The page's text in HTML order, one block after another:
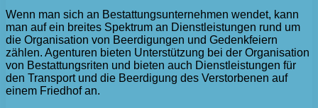
Wenn man sich an Bestattungsunternehmen wendet, kann
man auf ein breites Spektrum an Dienstleistungen rund um
die Organisation von Beerdigungen und Gedenkfeiern
zählen. Agenturen bieten Unterstützung bei der Organisation
von Bestattungsriten und bieten auch Dienstleistungen für
den Transport und die Beerdigung des Verstorbenen auf
einem Friedhof an.